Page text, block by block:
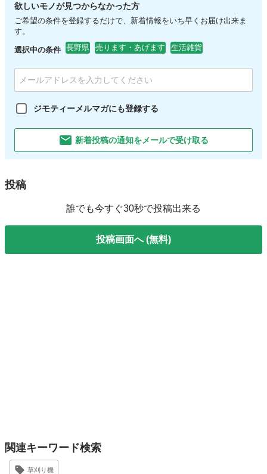
欲しいモノが見つからなかった方
ご希望の条件を登録するだけで、新着情報をいち早くお届け出来ま
す。
選択中の条件 長野県 売ります・あげます 生活雑貨
ジモティーメルマガにも登録する
新着投稿の通知をメールで受け取る
投稿
誰でも今すぐ30秒で投稿出来る
投稿画面へ (無料)
関連キーワード検索
草刈り機